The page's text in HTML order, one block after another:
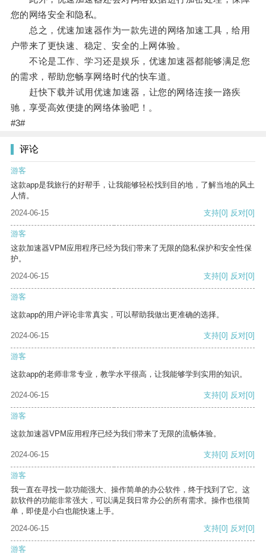
您的网络安全和隐私。
总之，优速加速器作为一款先进的网络加速工具，给用
户带来了更快速、稳定、安全的上网体验。
不论是工作、学习还是娱乐，优速加速器都能够满足您
的需求，帮助您畅享网络时代的快车道。
赶快下载并试用优速加速器，让您的网络连接一路疾
驰，享受高效便捷的网络体验吧！。
#3#
评论
游客
这款app是我旅行的好帮手，让我能够轻松找到目的地，了解当地的风土
人情。
2024-06-15
支持[0] 反对[0]
游客
这款加速器VPM应用程序已经为我们带来了无限的隐私保护和安全性保
护。
2024-06-15
支持[0] 反对[0]
游客
这款app的用户评论非常真实，可以帮助我做出更准确的选择。
2024-06-15 支持[0] 反对[0]
游客
这款app的老师非常专业，教学水平很高，让我能够学到实用的知识。
2024-06-15 支持[0] 反对[0]
游客
这款加速器VPM应用程序已经为我们带来了无限的流畅体验。
2024-06-15 支持[0] 反对[0]
游客
我一直在寻找一款功能强大、操作简单的办公软件，终于找到了它。这
款软件的功能非常强大，可以满足我日常办公的所有需求。操作也很简
单，即使是小白也能快速上手。
2024-06-15
支持[0] 反对[0]
游客